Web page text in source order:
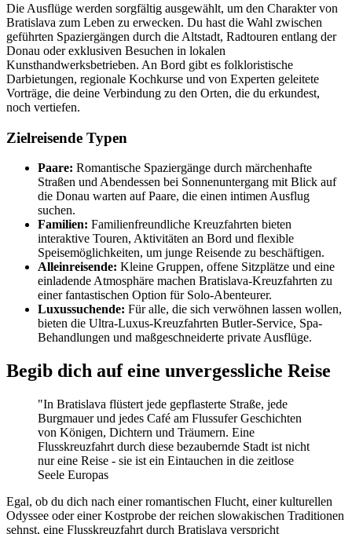
Die Ausflüge werden sorgfältig ausgewählt, um den Charakter von
Bratislava zum Leben zu erwecken. Du hast die Wahl zwischen
geführten Spaziergängen durch die Altstadt, Radtouren entlang der
Donau oder exklusiven Besuchen in lokalen
Kunsthandwerksbetrieben. An Bord gibt es folkloristische
Darbietungen, regionale Kochkurse und von Experten geleitete
Vorträge, die deine Verbindung zu den Orten, die du erkundest,
noch vertiefen.
Zielreisende Typen
Paare: Romantische Spaziergänge durch märchenhafte
Straßen und Abendessen bei Sonnenuntergang mit Blick auf
die Donau warten auf Paare, die einen intimen Ausflug
suchen.
Familien: Familienfreundliche Kreuzfahrten bieten
interaktive Touren, Aktivitäten an Bord und flexible
Speisemöglichkeiten, um junge Reisende zu beschäftigen.
Alleinreisende: Kleine Gruppen, offene Sitzplätze und eine
einladende Atmosphäre machen Bratislava-Kreuzfahrten zu
einer fantastischen Option für Solo-Abenteurer.
Luxussuchende: Für alle, die sich verwöhnen lassen wollen,
bieten die Ultra-Luxus-Kreuzfahrten Butler-Service, Spa-
Behandlungen und maßgeschneiderte private Ausflüge.
Begib dich auf eine unvergessliche Reise
"In Bratislava flüstert jede gepflasterte Straße, jede
Burgmauer und jedes Café am Flussufer Geschichten
von Königen, Dichtern und Träumern. Eine
Flusskreuzfahrt durch diese bezaubernde Stadt ist nicht
nur eine Reise - sie ist ein Eintauchen in die zeitlose
Seele Europas
Egal, ob du dich nach einer romantischen Flucht, einer kulturellen
Odyssee oder einer Kostprobe der reichen slowakischen Traditionen
sehnst, eine Flusskreuzfahrt durch Bratislava verspricht